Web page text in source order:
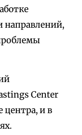
направлений,
Center
центра, и в